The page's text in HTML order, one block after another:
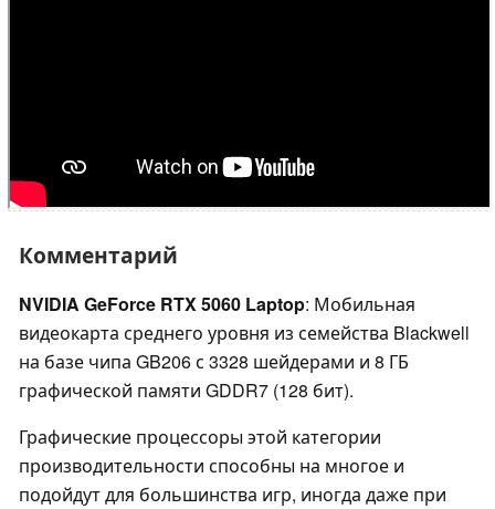
Комментарий
NVIDIA GeForce RTX 5060 Laptop: Мобильная
видеокарта среднего уровня из семейства Blackwell
на базе чипа GB206 с 3328 шейдерами и 8 ГБ
графической памяти GDDR7 (128 бит).
Графические процессоры этой категории
производительности способны на многое и
подойдут для большинства игр, иногда даже при